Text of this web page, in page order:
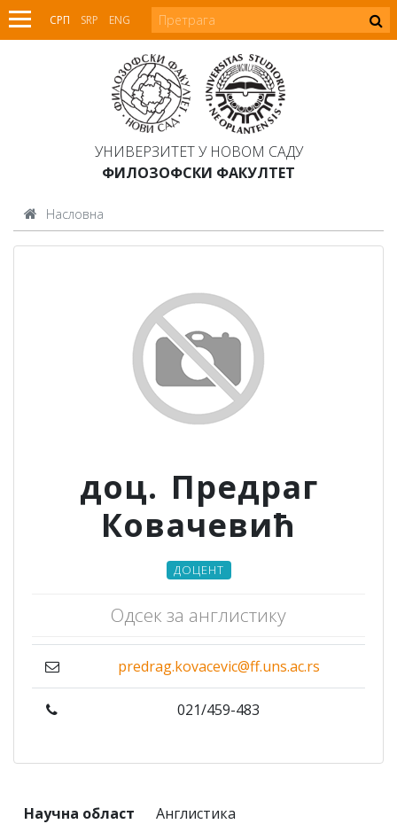
СРП SRP ENG
УНИВЕРЗИТЕТ У НОВОМ САДУ
ФИЛОЗОФСКИ ФАКУЛТЕТ
Насловна
доц. Предраг
Ковачевић
ДОЦЕНТ
Одсек за англистику
predrag.kovacevic@ff.uns.ac.rs
021/459-483
Научна област Англистика